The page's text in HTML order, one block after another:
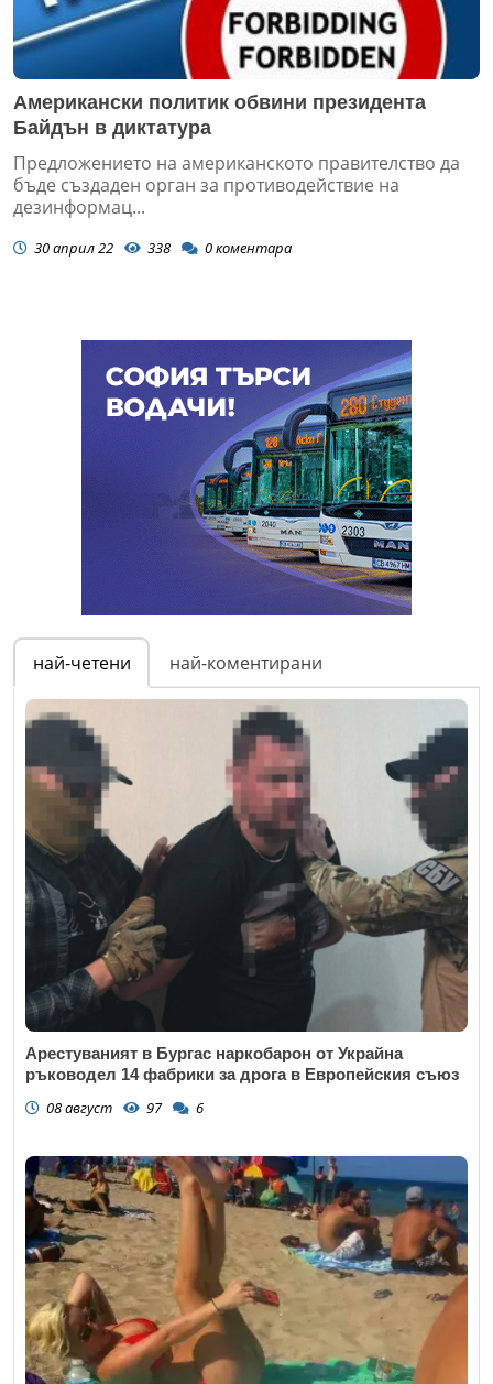
Американски политик обвини президента
Байдън в диктатура
Предложението на американското правителство да
бъде създаден орган за противодействие на
дезинформац...
30 април 22 338 0коментара
най-четени най-коментирани
Арестуваният в Бургас наркобарон от Украйна
ръководел 14 фабрики за дрога в Европейския съюз
08 август 97 6